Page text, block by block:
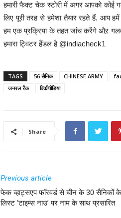
हमारी फैक्ट चेक स्टोरी में अगर आपको कोई
लिए पूरी तरह से हमेशा तैयार रहते हैं. आप
हम एक प्रक्रिया के तहत जांच करेंगे औऱ
हमारा ट्विटर हैंडल है @indiacheck1
TAGS 56 सैनिक CHINESE ARMY
जनरल रैंक
विकीपीडिया
Share
Previous article
फेक व्हाट्सएप फॉरवर्ड से चीन के 30 सैनिकों
लिस्ट ‘टाइम्स नाउ’ पर नाम के साथ प्रसारित